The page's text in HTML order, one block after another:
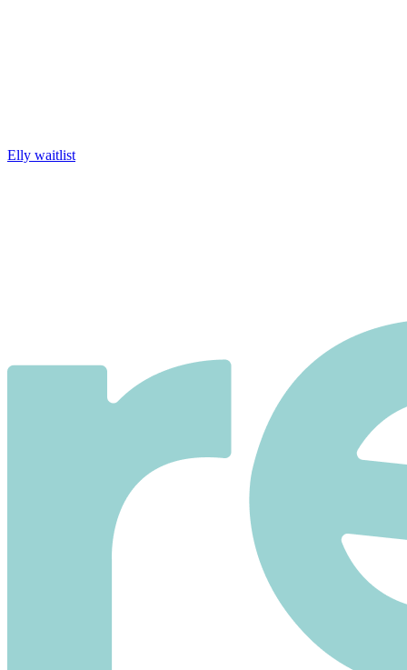
Elly waitlist